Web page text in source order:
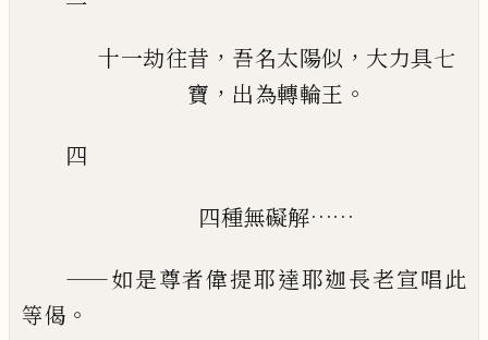
十一劫往昔 ， 吾名太陽似 ， 大力具七
寶 ， 出為轉輪王 。
四
四種無礙解……
——如是尊者偉提耶達耶迦長老宣唱此
等偈 。